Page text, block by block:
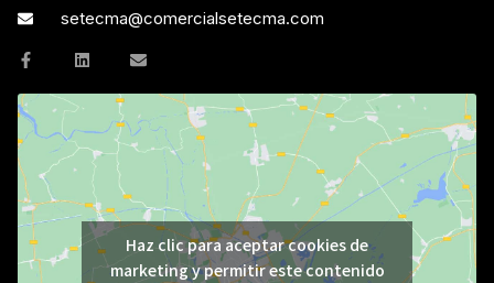
setecma@comercialsetecma.com
Haz clic para aceptar cookies de
marketing y permitir este contenido